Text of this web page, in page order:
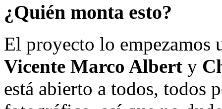
¿Quién monta esto?
El proyecto lo empezamos
Vicente Marco Albert y
está abierto a todos, todos